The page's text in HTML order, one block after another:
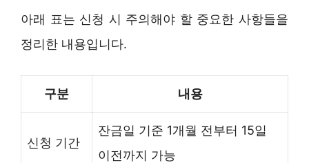
아래 표는 신청 시 주의해야 할 중요한 사항들을
정리한 내용입니다.
구분 내용
신청 기간
잔금일 기준 1개월 전부터 15일
이전까지 가능